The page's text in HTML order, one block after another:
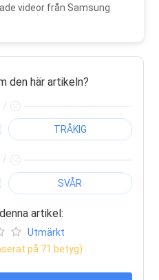
videor från Samsung
den här artikeln?
/
TRÅKIG
/
SVÅR
artikel:
Utmärkt
på 71 betyg)